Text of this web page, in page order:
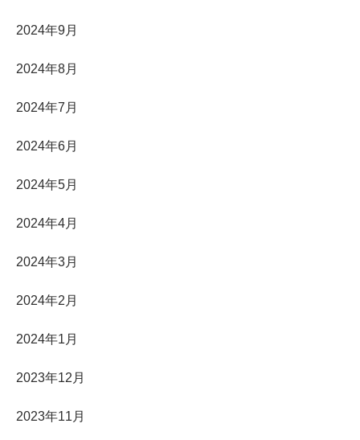
2024年9月
2024年8月
2024年7月
2024年6月
2024年5月
2024年4月
2024年3月
2024年2月
2024年1月
2023年12月
2023年11月